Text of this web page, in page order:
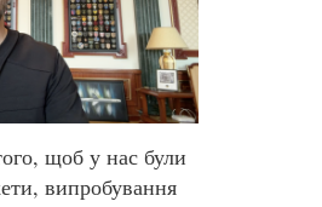
щоб у нас були
випробування